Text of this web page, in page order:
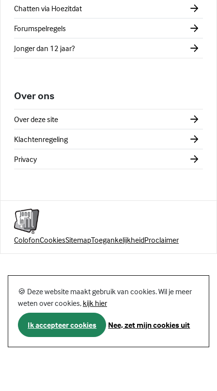
Chatten via Hoezitdat
Forumspelregels
Jonger dan 12 jaar?
Over ons
Over deze site
Klachtenregeling
Privacy
ColofonCookiesSitemapToegankelijkheidProclaimer
🍪 Deze website maakt gebruik van cookies. Wil je meer
weten over cookies, kijk hier
Ik accepteer cookies Nee, zet mijn cookies uit